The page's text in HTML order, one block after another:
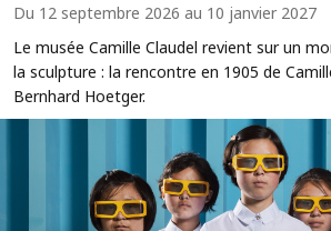
Du 12 septembre 2026 au 10 janvier 2027
Le musée Camille Claudel revient sur un
la sculpture : la rencontre en 1905 de
Bernhard Hoetger.